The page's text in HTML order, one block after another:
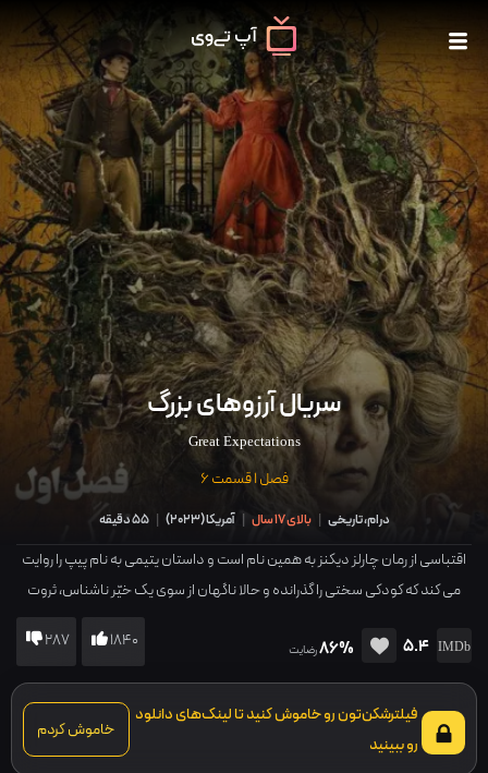
سریال آرزوهای بزرگ
Great Expectations
فصل 1 قسمت 6
درام، تاریخی | بالای 17 سال | آمریکا(
2023
)
| 55 دقیقه
اقتباسی از رمان چارلز دیکنز به همین نام است و داستان یتیمی به نام پیپ را روایت
می کند که کودکی سختی را گذرانده و حالا ناگهان از سوی یک خیّر ناشناس، ثروت
بزرگی به او می رسد. پیپ به لندن سفر می کند و قدم به طبقه اشراف می گذارد.
5.4
86%رضایت 1840
287
فیلترشکن‌تون رو خاموش کنید تا لینک‌های دانلود
رو ببینید
خاموش کردم